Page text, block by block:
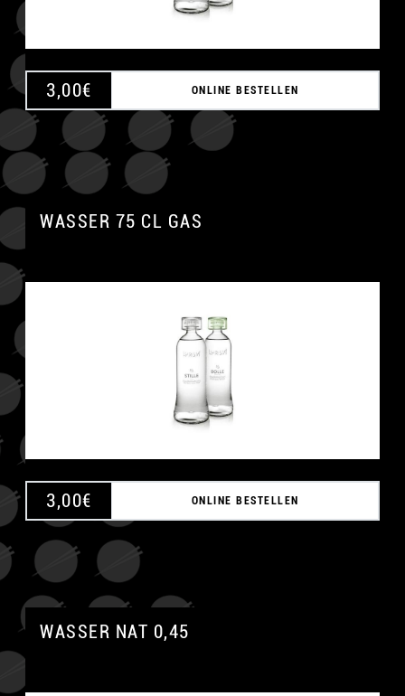
3,00€ ONLINE BESTELLEN
WASSER 75 CL GAS
3,00€ ONLINE BESTELLEN
WASSER NAT 0,45